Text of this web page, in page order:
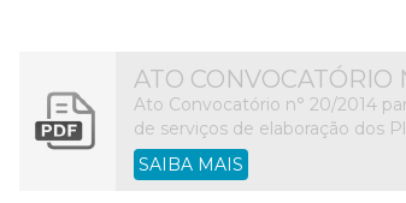
ATO CONVOCATÓRIO
Ato Convocatório n° 20/2014
de serviços de elaboração dos
SAIBA MAIS